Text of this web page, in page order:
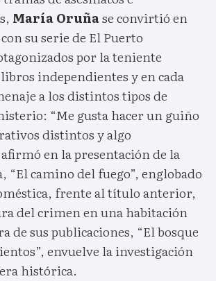
María Oruñase convirtió en
su serie de El Puerto
por la teniente
independientes y en cada
a los distintos tipos de
“Me gusta hacer un guiño
distintos y algo
en la presentación de la
“El camino del fuego”, englobado
frente al título anterior,
del crimen en una habitación
de sus publicaciones, “El bosque
envuelve la investigación
histórica.